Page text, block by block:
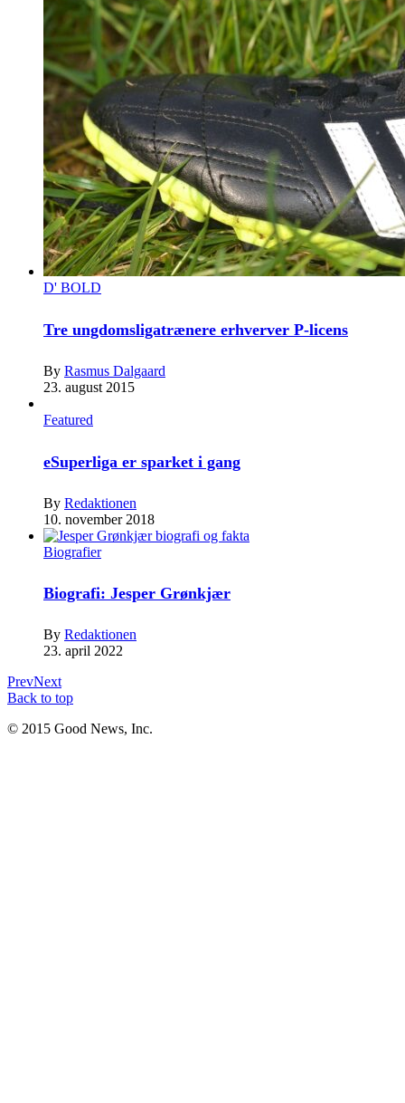
D' BOLD
Tre ungdomsligatrænere erhverver P-licens
By Rasmus Dalgaard
23. august 2015
Featured
eSuperliga er sparket i gang
By Redaktionen
10. november 2018
Biografier
Biografi: Jesper Grønkjær
By Redaktionen
23. april 2022
PrevNext
Back to top
© 2015 Good News, Inc.